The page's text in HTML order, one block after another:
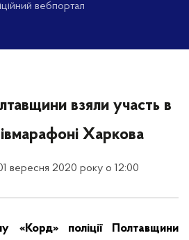
вебпортал
взяли участь в
Харкова
вересня 2020 року о 12:00
«Корд» поліції Полтавщини